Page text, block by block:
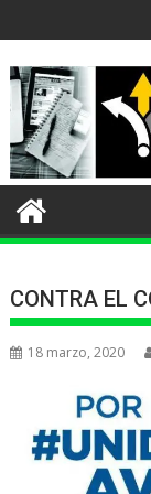
al
contenido
CONTRA EL
18 marzo, 2020